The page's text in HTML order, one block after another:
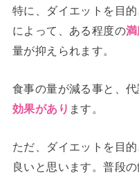
特に、ダイエットを目
によって、ある程度の
量が抑えられます。
食事の量が減る事と、
効果があり ます。
ただ、ダイエットを目
良いと思います。普段